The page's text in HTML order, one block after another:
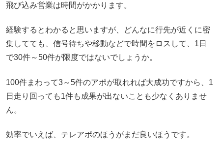
飛び込み営業は時間がかかります。
経験するとわかると思いますが、どんなに行先が近くに密
集してても、信号待ちや移動などで時間をロスして、1日
で30件～50件が限度ではないでしょうか。
100件まわって3～5件のアポが取れれば大成功ですから、1
日走り回っても1件も成果が出ないことも少なくありませ
ん。
効率でいえば、テレアポのほうがまだ良いほうです。